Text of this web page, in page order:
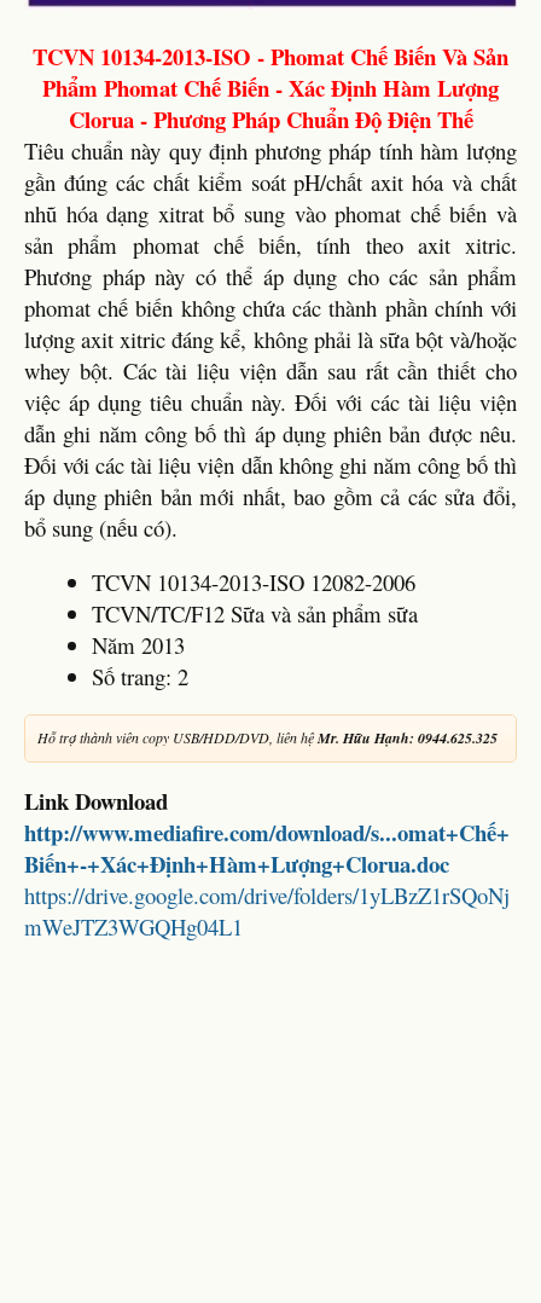
TCVN 10134-2013-ISO - Phomat Chế Biến Và Sản
Phẩm Phomat Chế Biến - Xác Định Hàm Lượng
Clorua - Phương Pháp Chuẩn Độ Điện Thế
Tiêu chuẩn này quy định phương pháp tính hàm lượng
gần đúng các chất kiểm soát pH/chất axit hóa và chất
nhũ hóa dạng xitrat bổ sung vào phomat chế biến và
sản phẩm phomat chế biến, tính theo axit xitric.
Phương pháp này có thể áp dụng cho các sản phẩm
phomat chế biến không chứa các thành phần chính với
lượng axit xitric đáng kể, không phải là sữa bột và/hoặc
whey bột. Các tài liệu viện dẫn sau rất cần thiết cho
việc áp dụng tiêu chuẩn này. Đối với các tài liệu viện
dẫn ghi năm công bố thì áp dụng phiên bản được nêu.
Đối với các tài liệu viện dẫn không ghi năm công bố thì
áp dụng phiên bản mới nhất, bao gồm cả các sửa đổi,
bổ sung (nếu có).
TCVN 10134-2013-ISO 12082-2006
TCVN/TC/F12 Sữa và sản phẩm sữa
Năm 2013
Số trang: 2
Hỗ trợ thành viên copy USB/HDD/DVD, liên hệMr. Hữu Hạnh: 0944.625.325
Link Download
http://www.mediafire.com/download/s...omat+Chế+
Biến+-+Xác+Định+Hàm+Lượng+Clorua.doc
https://drive.google.com/drive/folders/1yLBzZ1rSQoNj
mWeJTZ3WGQHg04L1